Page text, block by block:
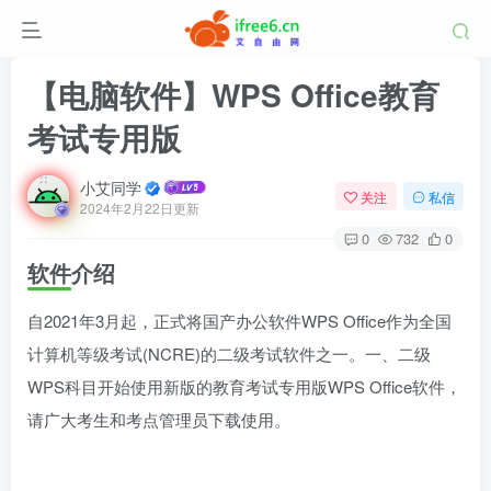
【电脑软件】WPS Office教育
考试专用版
小艾同学
2024年2月22日更新
关注 私信
0 732 0
软件介绍
自2021年3月起，正式将国产办公软件WPS Office作为全国
计算机等级考试(NCRE)的二级考试软件之一。一、二级
WPS科目开始使用新版的教育考试专用版WPS Office软件，
请广大考生和考点管理员下载使用。